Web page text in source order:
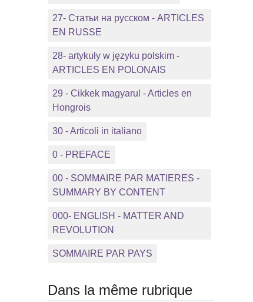
27- Статьи на русском - ARTICLES
EN RUSSE
28- artykuły w języku polskim -
ARTICLES EN POLONAIS
29 - Cikkek magyarul - Articles en
Hongrois
30 - Articoli in italiano
0 - PREFACE
00 - SOMMAIRE PAR MATIERES -
SUMMARY BY CONTENT
000- ENGLISH - MATTER AND
REVOLUTION
SOMMAIRE PAR PAYS
Dans la même rubrique